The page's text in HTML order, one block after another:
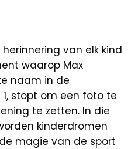
van elk kind
waarop Max
naam in de
stopt om een foto te
te zetten. In die
kinderdromen
magie van de sport